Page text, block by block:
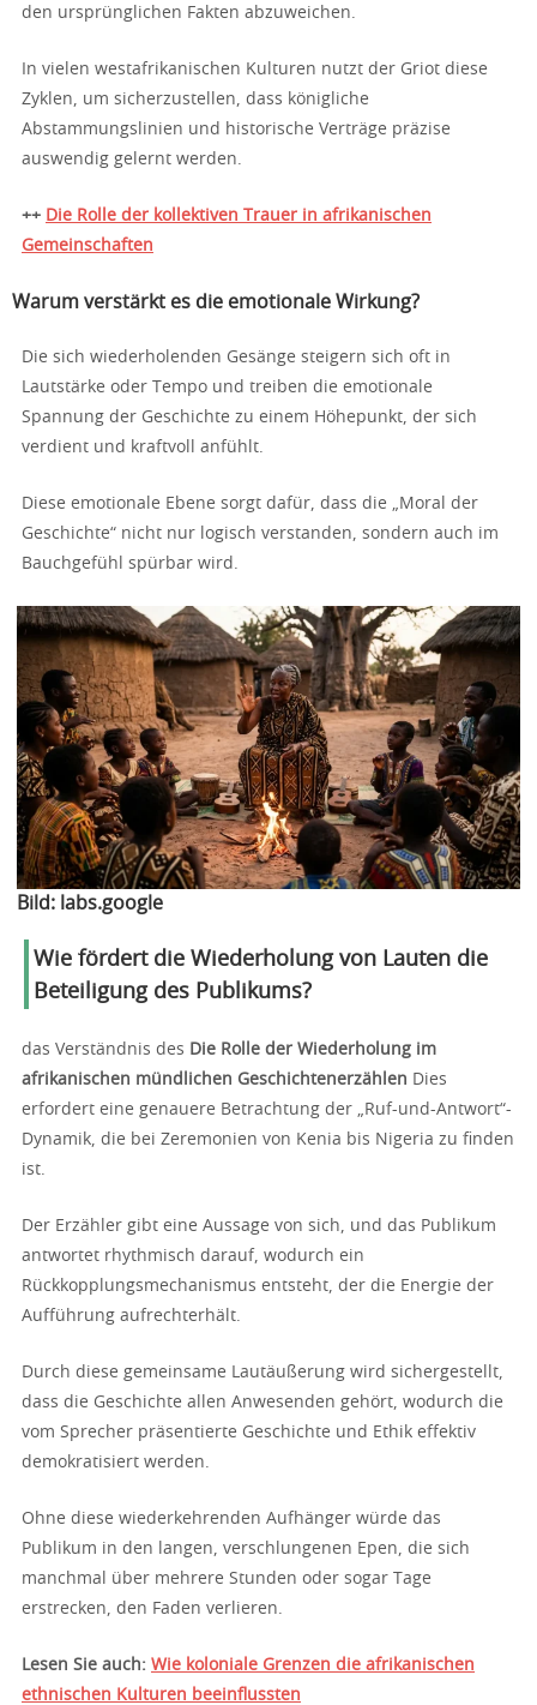
den ursprünglichen Fakten abzuweichen.
In vielen westafrikanischen Kulturen nutzt der Griot diese
Zyklen, um sicherzustellen, dass königliche
Abstammungslinien und historische Verträge präzise
auswendig gelernt werden.
++ Die Rolle der kollektiven Trauer in afrikanischen
Gemeinschaften
Warum verstärkt es die emotionale Wirkung?
Die sich wiederholenden Gesänge steigern sich oft in
Lautstärke oder Tempo und treiben die emotionale
Spannung der Geschichte zu einem Höhepunkt, der sich
verdient und kraftvoll anfühlt.
Diese emotionale Ebene sorgt dafür, dass die „Moral der
Geschichte“ nicht nur logisch verstanden, sondern auch im
Bauchgefühl spürbar wird.
Bild: labs.google
Wie fördert die Wiederholung von Lauten die
Beteiligung des Publikums?
das Verständnis des Die Rolle der Wiederholung im
afrikanischen mündlichen Geschichtenerzählen Dies
erfordert eine genauere Betrachtung der „Ruf-und-Antwort“-
Dynamik, die bei Zeremonien von Kenia bis Nigeria zu finden
ist.
Der Erzähler gibt eine Aussage von sich, und das Publikum
antwortet rhythmisch darauf, wodurch ein
Rückkopplungsmechanismus entsteht, der die Energie der
Aufführung aufrechterhält.
Durch diese gemeinsame Lautäußerung wird sichergestellt,
dass die Geschichte allen Anwesenden gehört, wodurch die
vom Sprecher präsentierte Geschichte und Ethik effektiv
demokratisiert werden.
Ohne diese wiederkehrenden Aufhänger würde das
Publikum in den langen, verschlungenen Epen, die sich
manchmal über mehrere Stunden oder sogar Tage
erstrecken, den Faden verlieren.
Lesen Sie auch: Wie koloniale Grenzen die afrikanischen
ethnischen Kulturen beeinflussten